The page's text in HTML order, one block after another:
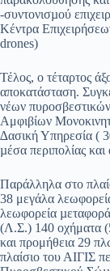
-συντονισµού
Κέντρα
drones)
Τέλος, ο τέταρτος
αποκατάσταση.
νέων
Αμφιβίων
∆ασική Υπηρεσία (
µέσα περιπολίας
Παράλληλα στο
38 μεγάλα
λεωφορεία
(Λ.Σ.) 140 οχήματα
και προμήθεια 29
πλαίσιο του ΑΙΓΙΣ